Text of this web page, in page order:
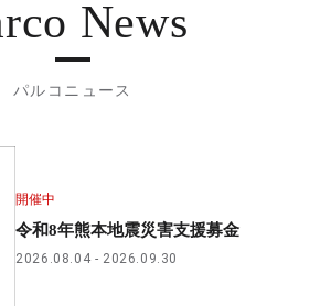
News
パルコニュース
開催中
令和8年熊本地震災害支援募金
2026.08.04 2026.09.30